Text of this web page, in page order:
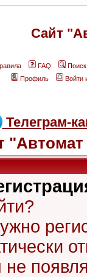
Сайт
FAQ
Поиск
Профиль
Войти
Телеграм-